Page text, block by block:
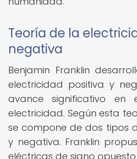
Teoría de la
negativa
Benjamin Franklin
electricidad positiva y
avance significativo
electricidad. Según esta
se compone de dos tipos
y negativa. Franklin
eléctricas de signo